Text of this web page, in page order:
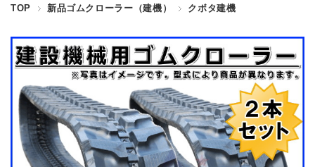
TOP 新品ゴムクローラー（建機） クボタ建機